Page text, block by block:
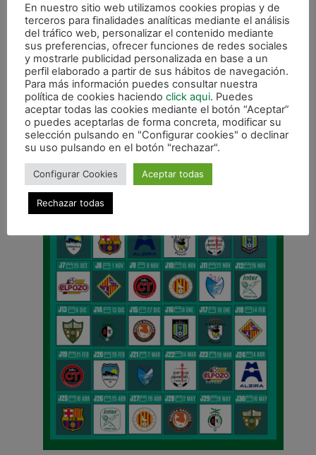
ANTERIOR
ABONOS MEDIA TEMPORADA | Consigue tu abono del 17 de diciembre al 9 de enero
CALENDARIO DE LIGA
En nuestro sitio web utilizamos cookies propias y de
terceros para finalidades analíticas mediante el análisis
del tráfico web, personalizar el contenido mediante
sus preferencias, ofrecer funciones de redes sociales
y mostrarle publicidad personalizada en base a un
perfil elaborado a partir de sus hábitos de navegación.
Para más información puedes consultar nuestra
política de cookies haciendo click aqui. Puedes
aceptar todas las cookies mediante el botón “Aceptar”
o puedes aceptarlas de forma concreta, modificar su
selección pulsando en "Configurar cookies" o declinar
su uso pulsando en el botón "rechazar".
Configurar Cookies Aceptar todas
Rechazar todas